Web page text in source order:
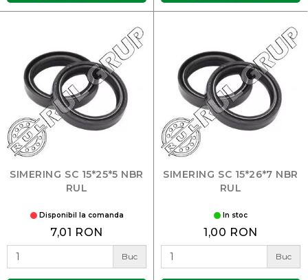
SIMERING SC 15*25*5 NBR
RUL
Disponibil la comanda
7,01 RON
Buc
SIMERING SC 15*26*7 NBR
RUL
In stoc
1,00 RON
Buc